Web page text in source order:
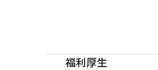
福利厚生